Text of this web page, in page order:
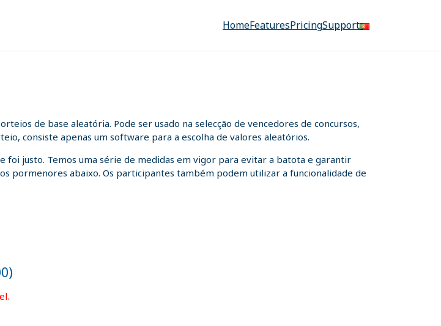
HomeFeaturesPricingSupport
de base aleatória. Pode ser usado na selecção de vencedores de concursos,
consiste apenas um software para a escolha de valores aleatórios.
justo. Temos uma série de medidas em vigor para evitar a batota e garantir
pormenores abaixo. Os participantes também podem utilizar a funcionalidade de